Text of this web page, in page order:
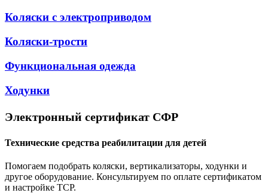
Коляски с электроприводом
Коляски-трости
Функциональная одежда
Ходунки
Электронный сертификат СФР
Технические средства реабилитации для детей
Помогаем подобрать коляски, вертикализаторы, ходунки и
другое оборудование. Консультируем по оплате сертификатом
и настройке ТСР.